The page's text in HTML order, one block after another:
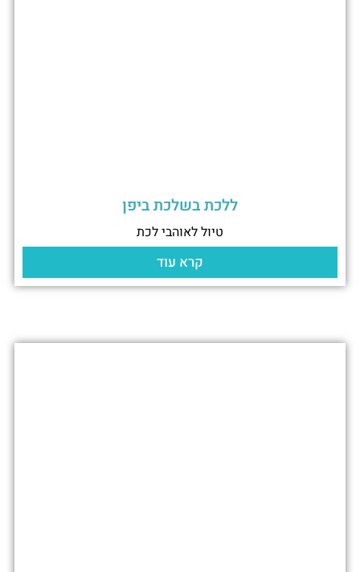
ללכת בשלכת ביפן
טיול לאוהבי לכת
קרא עוד